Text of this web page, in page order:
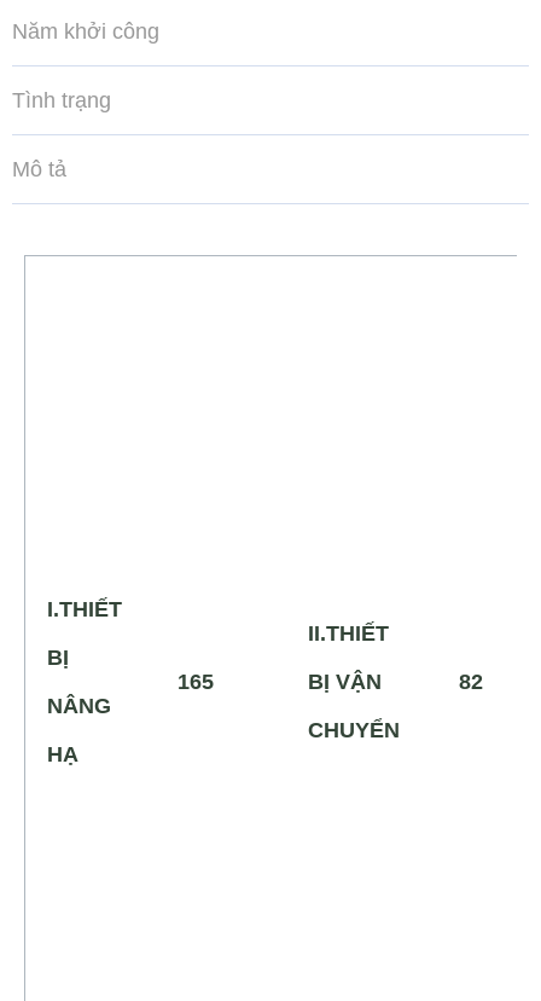
Năm khởi công
Tình trạng
Mô tả
I.THIẾT
BỊ
NÂNG
HẠ
165
II.THIẾT
BỊ VẬN
CHUYỂN
82